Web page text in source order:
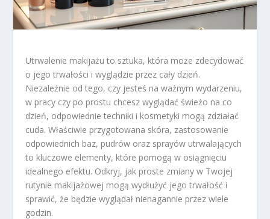
Utrwalenie makijażu to sztuka, która może zdecydować
o jego trwałości i wyglądzie przez cały dzień.
Niezależnie od tego, czy jesteś na ważnym wydarzeniu,
w pracy czy po prostu chcesz wyglądać świeżo na co
dzień, odpowiednie techniki i kosmetyki mogą zdziałać
cuda. Właściwie przygotowana skóra, zastosowanie
odpowiednich baz, pudrów oraz sprayów utrwalających
to kluczowe elementy, które pomogą w osiągnięciu
idealnego efektu. Odkryj, jak proste zmiany w Twojej
rutynie makijażowej mogą wydłużyć jego trwałość i
sprawić, że będzie wyglądał nienagannie przez wiele
godzin.